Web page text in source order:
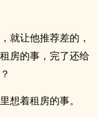
就让他推荐差的，
房的事，完了还给
想着租房的事。